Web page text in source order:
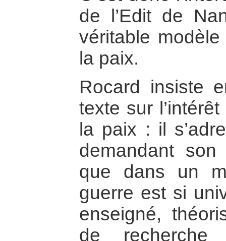
de l’Edit de
véritable
la paix.
Rocard insiste
texte sur
la paix : il
demandant
que dans un
guerre est si
enseigné,
de recherche